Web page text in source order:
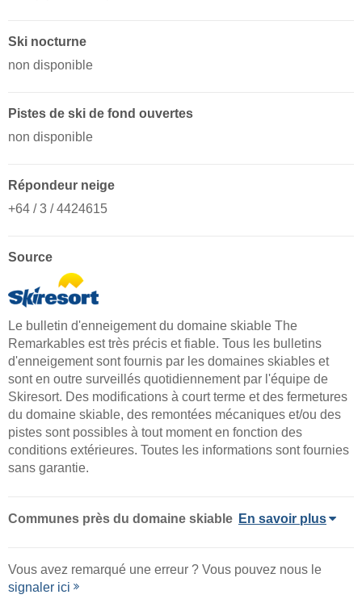
Ski nocturne
non disponible
Pistes de ski de fond ouvertes
non disponible
Répondeur neige
+64 / 3 / 4424615
Source
Le bulletin d'enneigement du domaine skiable The
Remarkables est très précis et fiable. Tous les bulletins
d'enneigement sont fournis par les domaines skiables et
sont en outre surveillés quotidiennement par l'équipe de
Skiresort. Des modifications à court terme et des fermetures
du domaine skiable, des remontées mécaniques et/ou des
pistes sont possibles à tout moment en fonction des
conditions extérieures. Toutes les informations sont fournies
sans garantie.
Communes près du domaine skiable En savoir plus
Vous avez remarqué une erreur ? Vous pouvez nous le
signaler ici